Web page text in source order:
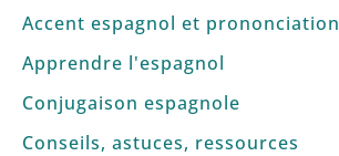
Accent espagnol et prononciation
Apprendre l'espagnol
Conjugaison espagnole
Conseils, astuces, ressources